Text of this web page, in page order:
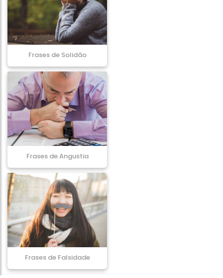
Frases de Solidão
Frases de Angustia
Frases de Falsidade